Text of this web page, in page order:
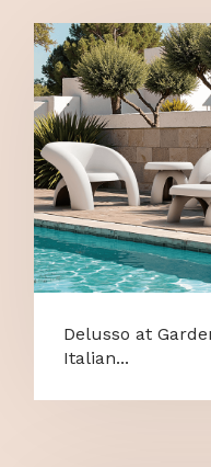
Delusso at
Italian...